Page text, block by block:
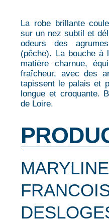
La robe brillante
sur un nez subtil et
odeurs des
(pêche). La bouche à
matière charnue,
fraîcheur, avec des
tapissent le palais et
longue et croquante.
de Loire.